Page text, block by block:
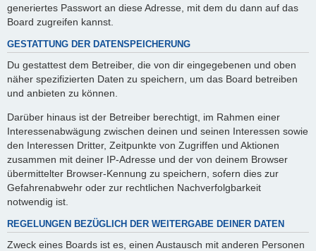
generiertes Passwort an diese Adresse, mit dem du dann auf das
Board zugreifen kannst.
GESTATTUNG DER DATENSPEICHERUNG
Du gestattest dem Betreiber, die von dir eingegebenen und oben
näher spezifizierten Daten zu speichern, um das Board betreiben
und anbieten zu können.
Darüber hinaus ist der Betreiber berechtigt, im Rahmen einer
Interessenabwägung zwischen deinen und seinen Interessen sowie
den Interessen Dritter, Zeitpunkte von Zugriffen und Aktionen
zusammen mit deiner IP-Adresse und der von deinem Browser
übermittelter Browser-Kennung zu speichern, sofern dies zur
Gefahrenabwehr oder zur rechtlichen Nachverfolgbarkeit
notwendig ist.
REGELUNGEN BEZÜGLICH DER WEITERGABE DEINER DATEN
Zweck eines Boards ist es, einen Austausch mit anderen Personen